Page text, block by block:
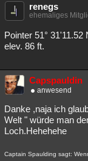
renegs
ehemaliges
Pointer 51° 31'11.52
elev. 86 ft.
Capspauldin
anwesend
Danke ,naja ich
Welt " würde man
Loch.Hehehehe
Captain Spaulding sagt: